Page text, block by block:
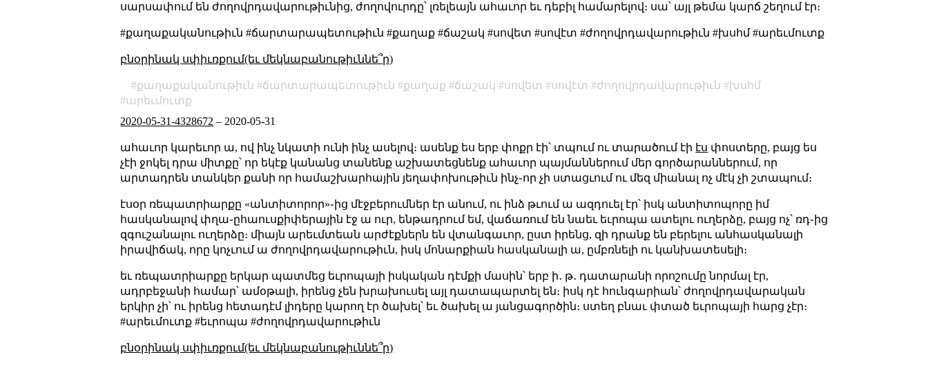
սարսափում են ժողովրդավարութիւնից, ժողովուրդը՝ լռելեայն ահաւոր եւ դեբիլ համարելով։ սա՝ այլ թեմա կարճ շեղում էր։
#քաղաքականութիւն #ճարտարապետութիւն #քաղաք #ճաշակ #սովետ #սովէտ #ժողովրդավարութիւն #խսհմ #արեւմուտք
բնօրինակ սփիւռքում(եւ մեկնաբանութիւննե՞ր)
քաղաքականութիւն ճարտարապետութիւն քաղաք ճաշակ սովետ սովէտ ժողովրդավարութիւն
խսհմ
արեւմուտք
2020-05-31-4328672 – 2020-05-31
ահաւոր կարեւոր ա, ով ինչ նկատի ունի ինչ ասելով։ ասենք ես երբ փոքր էի՝ տպում ու տարածում էի էս փոստերը, բայց ես
չէի ջոկել դրա միտքը՝ որ եկէք կանանց տանենք աշխատեցնենք ահաւոր պայմաններում մեր գործարաններում, որ
արտադրեն տանկեր քանի որ համաշխարհային յեղափոխութիւն ինչ֊որ չի ստացւում ու մեզ միանալ ոչ մէկ չի շտապում։
էսօր ռեպատրիարքը «անտիտորոր»֊ից մէջբերումներ էր անում, ու ինձ թւում ա ազդուել էր՝ իսկ անտիտոպորը իմ
հասկանալով փղա֊ըհաուսքիփերային էջ ա ուր, ենթադրում եմ, վաճառում են նաեւ եւրոպա ատելու ուղերձը, բայց ոչ՝ ռդ֊ից
զգուշանալու ուղերձը։ միայն արեւմտեան արժէքներն են վտանգաւոր, ըստ իրենց, զի դրանք են բերելու անհասկանալի
իրավիճակ, որը կոչւում ա ժողովրդավարութիւն, իսկ մոնարքիան հասկանալի ա, ըմբռնելի ու կանխատեսելի։
եւ ռեպատրիարքը երկար պատմեց եւրոպայի իսկական դէմքի մասին՝ երբ ի․ թ․ դատարանի որոշումը նորմալ էր,
ադրբեջանի համար՝ ամօթալի, իրենց չեն խրախուսել այլ դատապարտել են։ իսկ դէ հունգարիան՝ ժողովրդավարական
երկիր չի՝ ու իրենց հետադէմ լիդերը կարող էր ծախել՝ եւ ծախել ա յանցագործին։ ստեղ բնաւ փտած եւրոպայի հարց չէր։
#արեւմուտք #եւրոպա #ժողովրդավարութիւն
բնօրինակ սփիւռքում(եւ մեկնաբանութիւննե՞ր)